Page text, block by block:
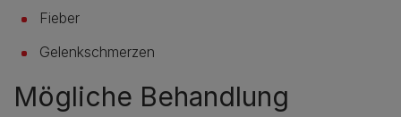
Fieber
Gelenkschmerzen
Mögliche Behandlung